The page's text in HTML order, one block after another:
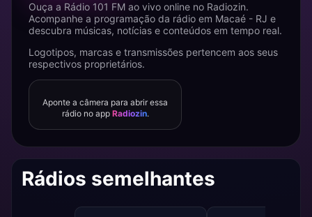
Ouça a Rádio 101 FM ao vivo online no Radiozin.
Acompanhe a programação da rádio em Macaé - RJ e
descubra músicas, notícias e conteúdos em tempo real.
Logotipos, marcas e transmissões pertencem aos seus
respectivos proprietários.
Aponte a câmera para abrir essa
rádio no app Radiozin.
Rádios semelhantes